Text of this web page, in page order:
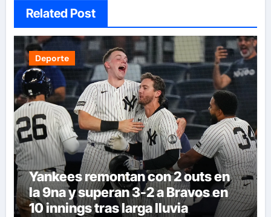
Related Post
Deporte
Yankees remontan con 2 outs en
la 9na y superan 3-2 a Bravos en
10 innings tras larga lluvia